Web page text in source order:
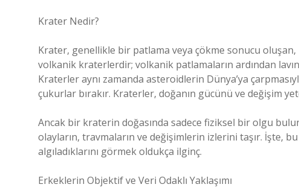
Krater Nedir?
Krater, genellikle bir patlama veya çökme sonucu oluşan,
volkanik kraterlerdir; volkanik patlamaların ardından
Kraterler aynı zamanda asteroidlerin Dünya’ya
çukurlar bırakır. Kraterler, doğanın gücünü ve değişim
Ancak bir kraterin doğasında sadece fiziksel bir olgu
olayların, travmaların ve değişimlerin izlerini taşır. İşte,
algıladıklarını görmek oldukça ilginç.
Erkeklerin Objektif ve Veri Odaklı Yaklaşımı